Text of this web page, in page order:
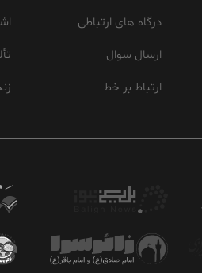
درگاه های ارتباطی
ارسال سوال
ارتباط بر خط